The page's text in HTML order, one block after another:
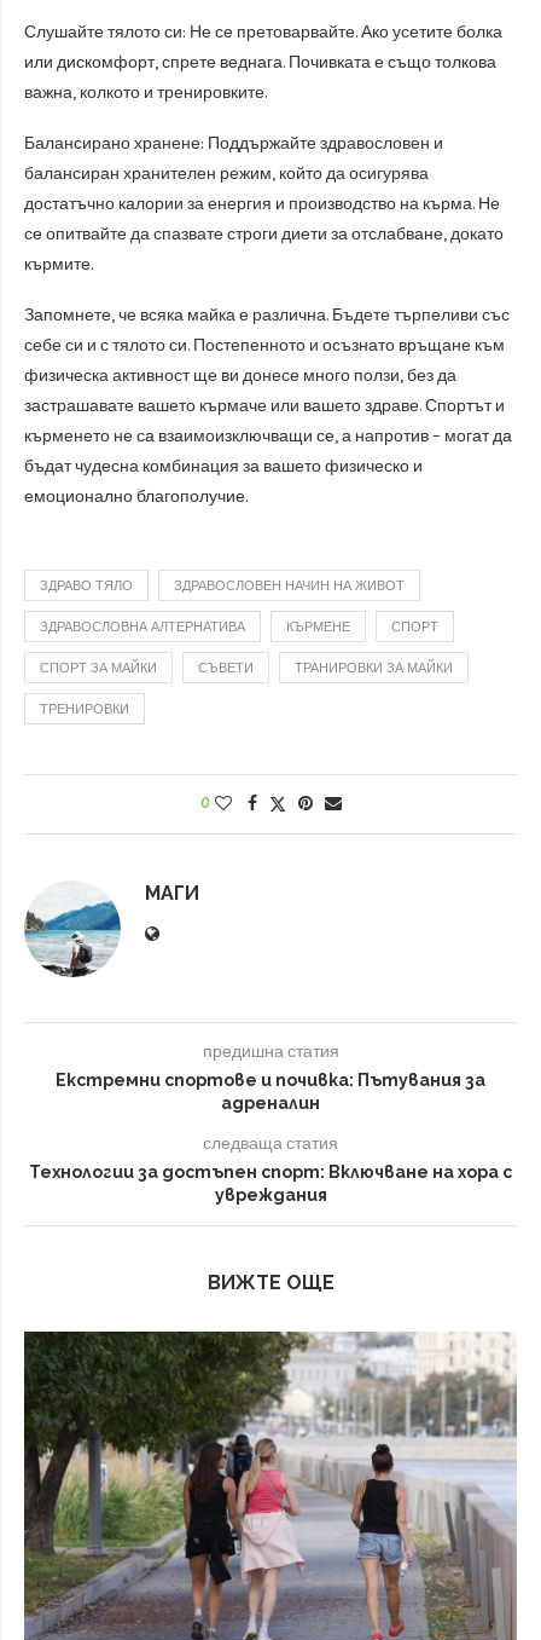
Слушайте тялото си: Не се претоварвайте. Ако усетите болка
или дискомфорт, спрете веднага. Почивката е също толкова
важна, колкото и тренировките.
Балансирано хранене: Поддържайте здравословен и
балансиран хранителен режим, който да осигурява
достатъчно калории за енергия и производство на кърма. Не
се опитвайте да спазвате строги диети за отслабване, докато
кърмите.
Запомнете, че всяка майка е различна. Бъдете търпеливи със
себе си и с тялото си. Постепенното и осъзнато връщане към
физическа активност ще ви донесе много ползи, без да
застрашавате вашето кърмаче или вашето здраве. Спортът и
кърменето не са взаимоизключващи се, а напротив – могат да
бъдат чудесна комбинация за вашето физическо и
емоционално благополучие.
ЗДРАВО ТЯЛО ЗДРАВОСЛОВЕН НАЧИН НА ЖИВОТ
ЗДРАВОСЛОВНА АЛТЕРНАТИВА КЪРМЕНЕ СПОРТ
СПОРТ ЗА МАЙКИ СЪВЕТИ ТРАНИРОВКИ ЗА МАЙКИ
ТРЕНИРОВКИ
0
МАГИ
предишна статия
Екстремни спортове и почивка: Пътувания за
адреналин
следваща статия
Технологии за достъпен спорт: Включване на хора с
увреждания
ВИЖТЕ ОЩЕ